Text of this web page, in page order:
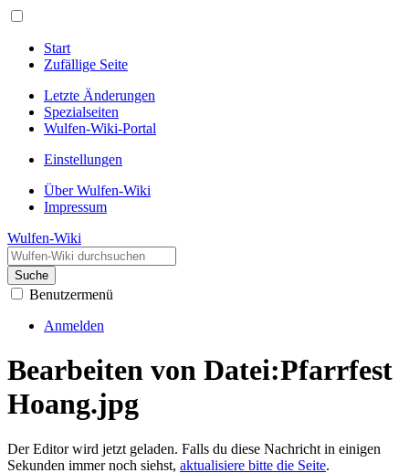
Start
Zufällige Seite
Letzte Änderungen
Spezialseiten
Wulfen-Wiki-Portal
Einstellungen
Über Wulfen-Wiki
Impressum
Wulfen-Wiki
Suche
Benutzermenü
Anmelden
Bearbeiten von Datei:Pfarrfest
Hoang.jpg
Der Editor wird jetzt geladen. Falls du diese Nachricht in einigen
Sekunden immer noch siehst, aktualisiere bitte die Seite.